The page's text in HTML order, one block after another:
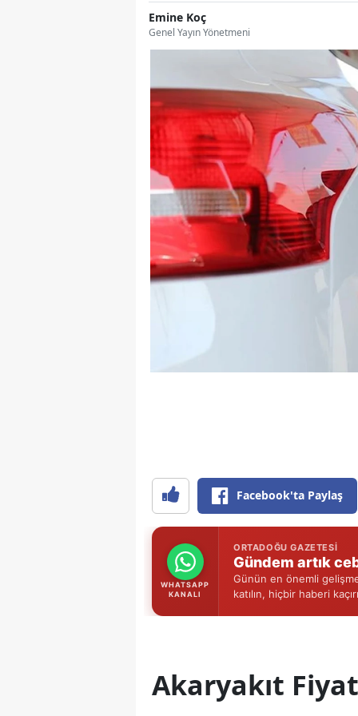
Emine Koç
Genel Yayın Yönetmeni
Facebook'ta Paylaş
WHATSAPP
KANALI
ORTADOĞU GAZETESI
Gündem artık
Günün en önemli
katılın, hiçbir haberi
Akaryakıt